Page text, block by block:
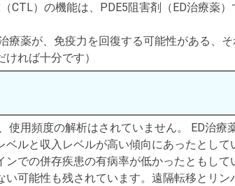
CTL）の機能は、PDE5阻害剤（ED治療薬
療薬が、免疫力を回復する可能性がある、
れば十分です）
使用頻度の解析はされていません。 ED治療
ルと収入レベルが高い傾向にあったとして
での併存疾患の有病率が低かったともして
可能性も残されています。遠隔転移とリン